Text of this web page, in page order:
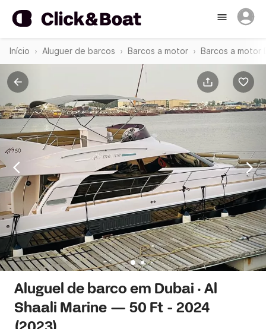
Início Aluguer de barcos Barcos a motor Barcos a motor
Aluguel de barco em Dubai · Al
Shaali Marine — 50 Ft - 2024